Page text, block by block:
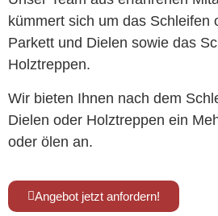
kümmert sich um das Schleifen
Parkett und Dielen sowie das
Holztreppen.
Wir bieten Ihnen nach dem
Dielen oder Holztreppen ein
oder ölen an.
Angebot jetzt anfordern!